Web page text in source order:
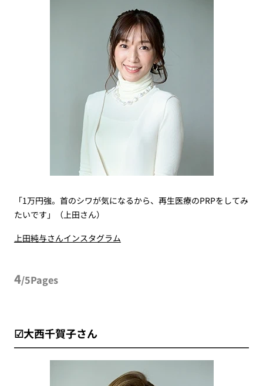
「1万円強。首のシワが気になるから、再生医療のPRPをしてみ
たいです」（上田さん）
上田純与さんインスタグラム
4/5Pages
☑大西千賀子さん